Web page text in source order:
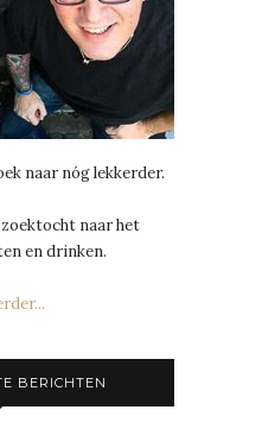
naar nóg lekkerder.
naar het
en drinken.
BERICHTEN